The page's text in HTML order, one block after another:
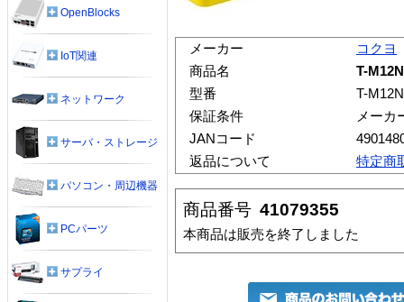
メーカー
コクヨ
商品名
T-
型番
T-
保証条件
メーカ
JANコード
返品について
特定商
商品番号 41079355
本商品は販売を終了しました
OpenBlocks
IoT関連
ネットワーク
サーバ・ストレージ
パソコン・周辺機器
PCパーツ
サプライ